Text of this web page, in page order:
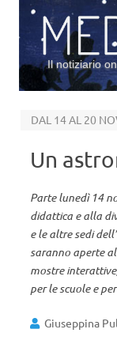
Il notiziario
Un
Parte lunedì 14
didattica e alla
e le altre sedi
saranno aperte
mostre
per le scuole e
Giuseppina